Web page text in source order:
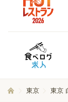
東京 東京